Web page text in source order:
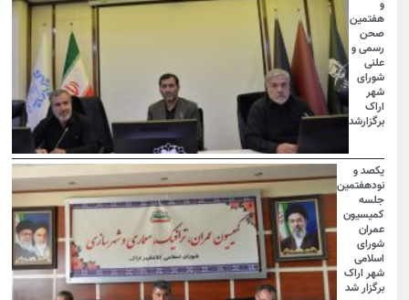
هفتمین
صحن
رسمی و
علنی
شورای
شهر
اراک
برگزارشد
یکصد و
نودهفتمین
جلسه
کمیسیون
عمران
شورای
اسلامی
شهر اراک
برگزار شد